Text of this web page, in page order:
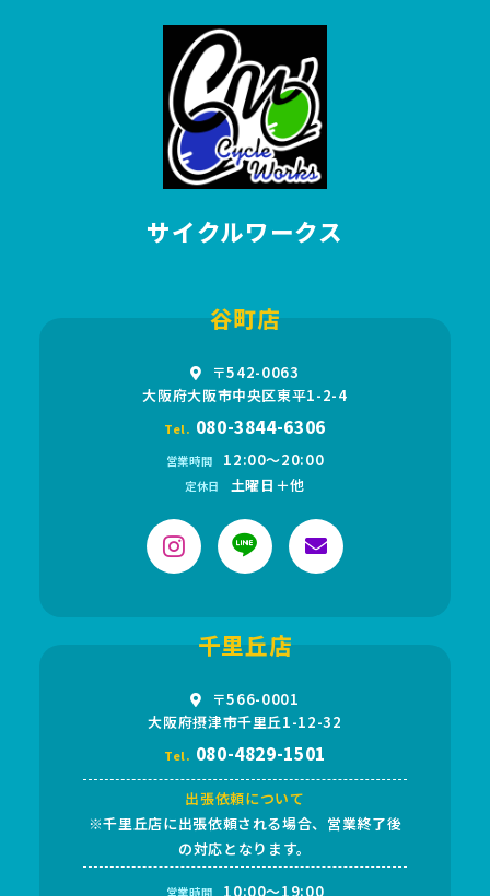
サイクルワークス
谷町店
〒542-0063
大阪府大阪市中央区東平1-2-4
Tel. 080-3844-6306
営業時間 12:00〜20:00
定休日 土曜日＋他
千里丘店
〒566-0001
大阪府摂津市千里丘1-12-32
Tel. 080-4829-1501
出張依頼について
※千里丘店に出張依頼される場合、営業終了後
の対応となります。
営業時間 10:00～19:00